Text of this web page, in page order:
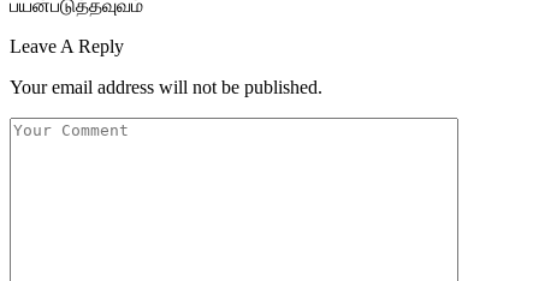
பயன்படுத்தவுவம்
Leave A Reply
Your email address will not be published.